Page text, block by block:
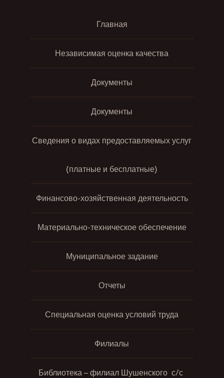
Главная
Независимая оценка качества
Документы
Документы
Сведения о видах предоставляемых услуг
(платные и бесплатные)
Финансово-хозяйственная деятельность
Материально-техническое обеспечение
Муниципальное задание
Отчеты
Специальная оценка условий труда
Филиалы
Библиотека – филиал Шушенского с/с